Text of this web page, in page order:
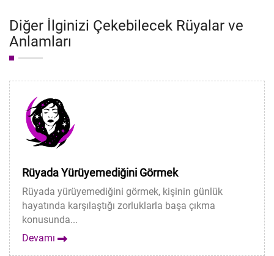
Diğer İlginizi Çekebilecek Rüyalar ve
Anlamları
Rüyada Yürüyemediğini Görmek
Rüyada yürüyemediğini görmek, kişinin günlük
hayatında karşılaştığı zorluklarla başa çıkma
konusunda...
Devamı